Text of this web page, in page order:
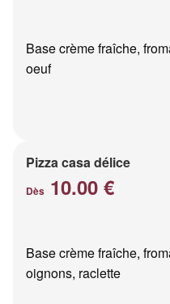
Base crème fraîche,
oeuf
Pizza casa délice
Dès 10.00 €
Base crème fraîche,
oignons, raclette